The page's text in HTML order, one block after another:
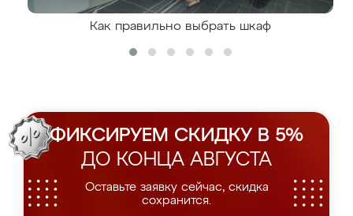
Как правильно выбрать шкаф
ФИКСИРУЕМ СКИДКУ В 5%
ДО КОНЦА АВГУСТА
Оставьте заявку сейчас, скидка
сохранится.